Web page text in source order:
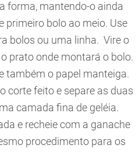
forma, mantendo-o ainda
primeiro bolo ao meio. Use
bolos ou uma linha. Vire o
prato onde montará o bolo.
também o papel manteiga.
corte feito e separe as duas
camada fina de geléia.
e recheie com a ganache
procedimento para os